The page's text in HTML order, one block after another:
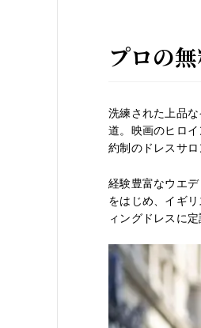
プロの
洗練された上品
道。映画のヒロ
約制のドレスサロ
経験豊富なウエ
をはじめ、イギ
ィングドレスに定